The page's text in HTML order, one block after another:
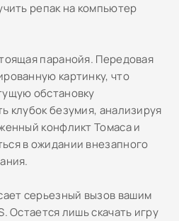
репак на компьютер
паранойя. Передовая
картинку, что
обстановку
клубок безумия, анализируя
конфликт Томаса и
в ожидании внезапного
серьезный вызов вашим
Остается лишь скачать игру